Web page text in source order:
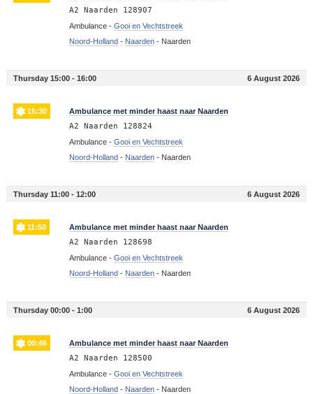
A2 Naarden 128907
Ambulance - Gooi en Vechtstreek
Noord-Holland- Naarden- Naarden
Thursday 15:00 - 16:00 6 August 2026
15:30 Ambulance met minder haast naar Naarden
A2 Naarden 128824
Ambulance - Gooi en Vechtstreek
Noord-Holland- Naarden- Naarden
Thursday 11:00 - 12:00 6 August 2026
11:50 Ambulance met minder haast naar Naarden
A2 Naarden 128698
Ambulance - Gooi en Vechtstreek
Noord-Holland- Naarden- Naarden
Thursday 00:00 - 1:00 6 August 2026
00:46 Ambulance met minder haast naar Naarden
A2 Naarden 128500
Ambulance - Gooi en Vechtstreek
Noord-Holland- Naarden- Naarden